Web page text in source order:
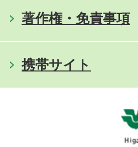
著作権・免責事項
携帯サイト